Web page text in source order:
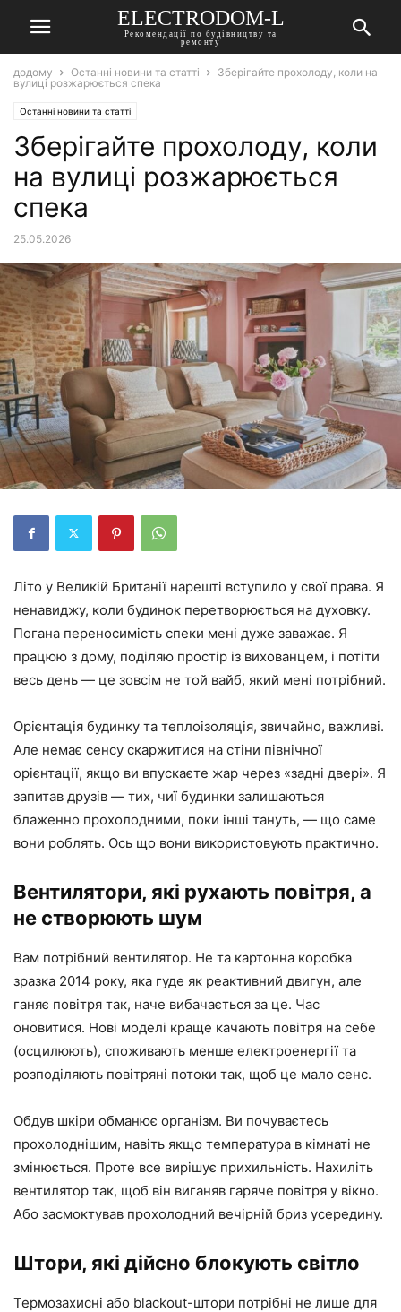
ELECTRODOM-L
Рекомендації по будівництву та
ремонту
додому Останні новини та статті
Зберігайте прохолоду, коли на
вулиці розжарюється спека
Останні новини та статті
Зберігайте прохолоду, коли
на вулиці розжарюється
спека
25.05.2026
Літо у Великій Британії нарешті вступило у свої права. Я
ненавиджу, коли будинок перетворюється на духовку.
Погана переносимість спеки мені дуже заважає. Я
працюю з дому, поділяю простір із вихованцем, і потіти
весь день — це зовсім не той вайб, який мені потрібний.
Орієнтація будинку та теплоізоляція, звичайно, важливі.
Але немає сенсу скаржитися на стіни північної
орієнтації, якщо ви впускаєте жар через «задні двері». Я
запитав друзів — тих, чиї будинки залишаються
блаженно прохолодними, поки інші тануть, — що саме
вони роблять. Ось що вони використовують практично.
Вентилятори, які рухають повітря, а
не створюють шум
Вам потрібний вентилятор. Не та картонна коробка
зразка 2014 року, яка гуде як реактивний двигун, але
ганяє повітря так, наче вибачається за це. Час
оновитися. Нові моделі краще качають повітря на себе
(осцилюють), споживають менше електроенергії та
розподіляють повітряні потоки так, щоб це мало сенс.
Обдув шкіри обманює організм. Ви почуваєтесь
прохолоднішим, навіть якщо температура в кімнаті не
змінюється. Проте все вирішує прихильність. Нахиліть
вентилятор так, щоб він виганяв гаряче повітря у вікно.
Або засмоктував прохолодний вечірній бриз усередину.
Штори, які дійсно блокують світло
Термозахисні або blackout-штори потрібні не лише для